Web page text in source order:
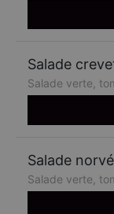
Salade
Salade verte,
Salade
Salade verte,